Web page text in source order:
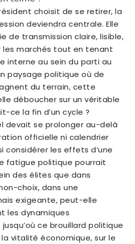
choisit de se retirer, la
deviendra centrale. Elle
de transmission claire, lisible,
les marchés tout en tenant
interne au sein du parti au
paysage politique où de
du terrain, cette
déboucher sur un véritable
ce la fin d’un cycle ?
devait se prolonger au-delà
officielle ni calendrier
considérer les effets d’une
fatigue politique pourrait
des élites que dans
choix, dans une
exigeante, peut-elle
les dynamiques
ce brouillard politique
vitalité économique, sur le